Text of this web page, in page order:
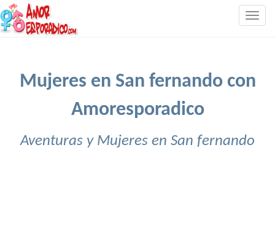
Mujeres en San fernando con
Amoresporadico
Aventuras y Mujeres en San fernando